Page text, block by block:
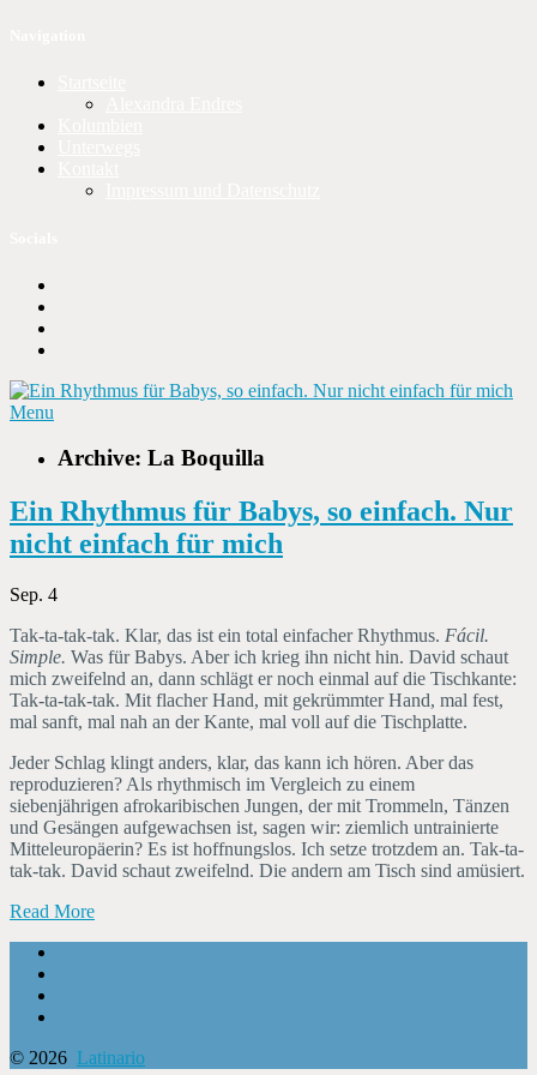
Menu
Archive: La Boquilla
Ein Rhythmus für Babys, so einfach. Nur
nicht einfach für mich
Sep. 4
Tak-ta-tak-tak. Klar, das ist ein total einfacher Rhythmus. Fácil.
Simple. Was für Babys. Aber ich krieg ihn nicht hin. David schaut
mich zweifelnd an, dann schlägt er noch einmal auf die Tischkante:
Tak-ta-tak-tak. Mit flacher Hand, mit gekrümmter Hand, mal fest,
mal sanft, mal nah an der Kante, mal voll auf die Tischplatte.
Jeder Schlag klingt anders, klar, das kann ich hören. Aber das
reproduzieren? Als rhythmisch im Vergleich zu einem
siebenjährigen afrokaribischen Jungen, der mit Trommeln, Tänzen
und Gesängen aufgewachsen ist, sagen wir: ziemlich untrainierte
Mitteleuropäerin? Es ist hoffnungslos. Ich setze trotzdem an. Tak-ta-
tak-tak. David schaut zweifelnd. Die andern am Tisch sind amüsiert.
Read More
© 2026 Latinario